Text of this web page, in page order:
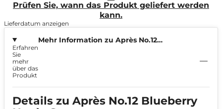
Prüfen Sie, wann das Produkt geliefert werden
kann.
Lieferdatum anzeigen
Mehr Information zu Après No.12
Erfahren
Sie
mehr
über das
Produkt
Details zu Après No.12 Blueberry